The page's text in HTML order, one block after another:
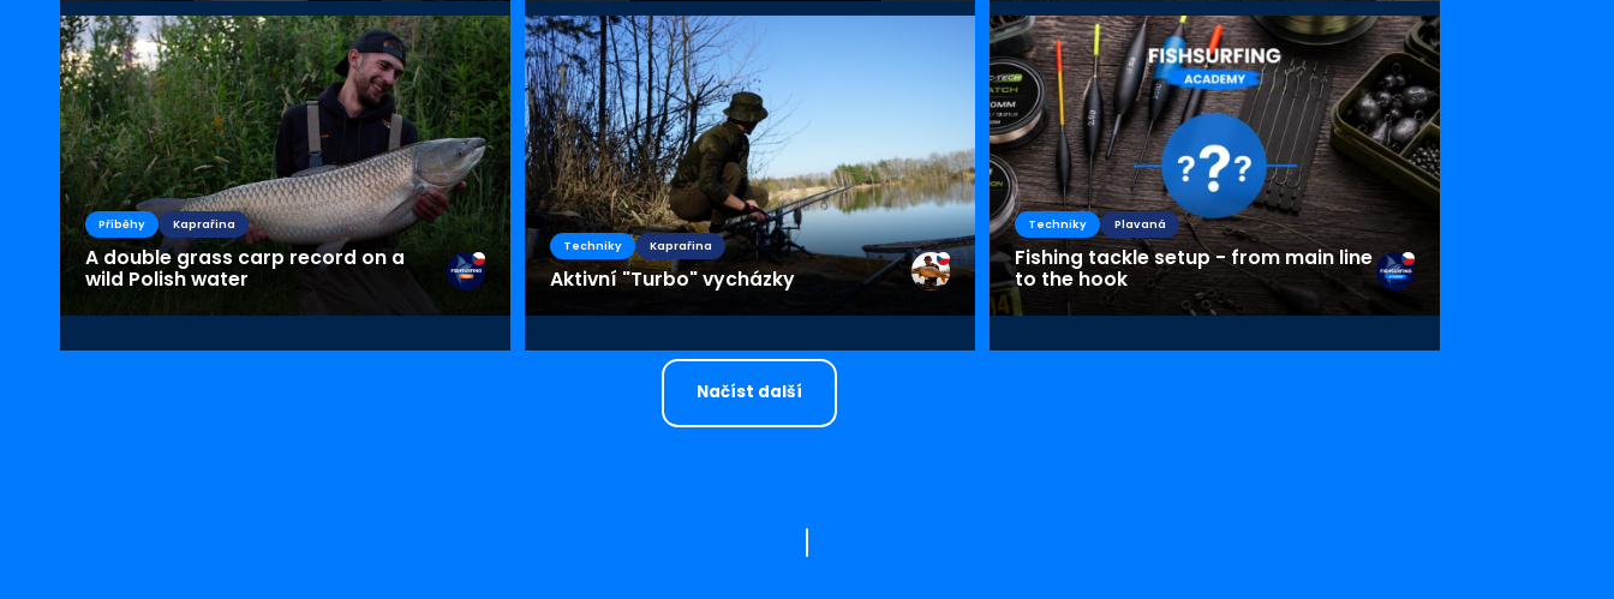
Příběhy Kaprařina
A double grass carp record on a
wild Polish water
Techniky Kaprařina
Aktivní "Turbo" vycházky
Techniky Plavaná
Fishing tackle setup - from main line
to the hook
Načíst další